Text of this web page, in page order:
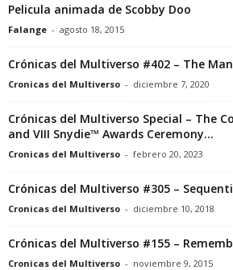
Pelicula animada de Scobby Doo
Falange - agosto 18, 2015
Crónicas del Multiverso #402 – The
Cronicas del Multiverso - diciembre 7, 2020
Crónicas del Multiverso Special – The
and VIII Snydie™ Awards Ceremony...
Cronicas del Multiverso - febrero 20, 2023
Crónicas del Multiverso #305 –
Cronicas del Multiverso - diciembre 10, 2018
Crónicas del Multiverso #155 –
Cronicas del Multiverso - noviembre 9, 2015